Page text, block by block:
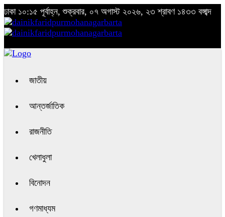
ঢাকা ১০:১৫ পূর্বাহ্ন, শুক্রবার, ০৭ অগাস্ট ২০২৬, ২৩ শ্রাবণ ১৪৩৩ বঙ্গাব্দ
জাতীয়
আন্তর্জাতিক
রাজনীতি
খেলাধুলা
বিনোদন
গণমাধ্যম